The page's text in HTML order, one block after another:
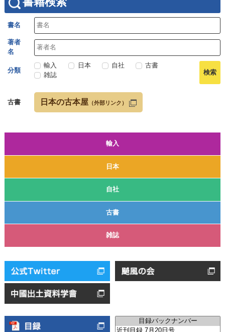
輸入
日本
自社
古書
雑誌
書名
著者
名
分類
輸入 日本 自社
古書
雑誌
古書 日本の古本屋 （外部リンク）